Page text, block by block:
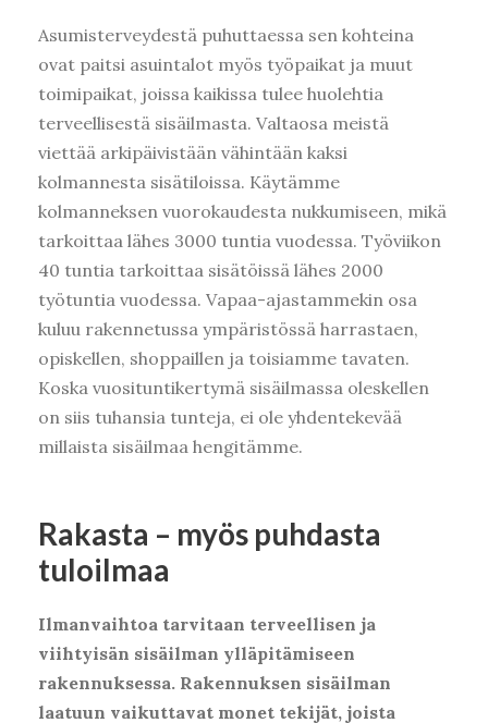
Asumisterveydestä puhuttaessa sen kohteina
ovat paitsi asuintalot myös työpaikat ja muut
toimipaikat, joissa kaikissa tulee huolehtia
terveellisestä sisäilmasta. Valtaosa meistä
viettää arkipäivistään vähintään kaksi
kolmannesta sisätiloissa. Käytämme
kolmanneksen vuorokaudesta nukkumiseen, mikä
tarkoittaa lähes 3000 tuntia vuodessa. Työviikon
40 tuntia tarkoittaa sisätöissä lähes 2000
työtuntia vuodessa. Vapaa-ajastammekin osa
kuluu rakennetussa ympäristössä harrastaen,
opiskellen, shoppaillen ja toisiamme tavaten.
Koska vuosituntikertymä sisäilmassa oleskellen
on siis tuhansia tunteja, ei ole yhdentekevää
millaista sisäilmaa hengitämme.
Rakasta – myös puhdasta
tuloilmaa
Ilmanvaihtoa tarvitaan terveellisen ja
viihtyisän sisäilman ylläpitämiseen
rakennuksessa. Rakennuksen sisäilman
laatuun vaikuttavat monet tekijät, joista